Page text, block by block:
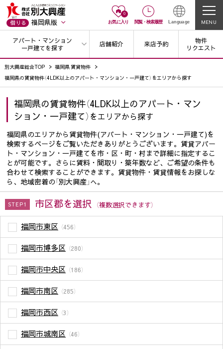
借りる 福岡県版
0
お気に入り 閲覧・ 検索履歴 Language MENU
アパート・マンション
一戸建てを探す
店舗紹介 来店予約
物件
リクエスト
別大興産総合TOP
福岡県 賃貸物件
福岡県の賃貸物件（4LDK以上のアパート・マンション・一戸建て）をエリアから探す
福岡県の賃貸物件（4LDK以上のアパート・マン
ション・一戸建て） をエリアから探す
福岡県のエリアから賃貸物件(アパート・マンション・一戸建て)を
検索するページをご覧いただきありがとうございます。賃貸アパー
ト・マンション・一戸建てを市・区・町・村まで詳細に指定するこ
とが可能です。さらに賃料・間取り・築年数など、ご希望の条件も
合わせて検索することができます。賃貸物件・賃貸情報をお探しな
ら、地域密着の「別大興産」へ。
STEP1 市区郡を選択 （複数選択できます）
福岡市東区 （456）
福岡市博多区 （280）
福岡市中央区 （186）
福岡市南区 （285）
福岡市西区 （3）
福岡市城南区 （46）